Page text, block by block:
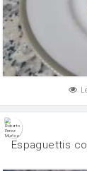
Espaguettis